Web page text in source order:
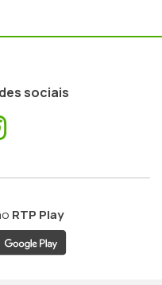
sociais
RTP Play